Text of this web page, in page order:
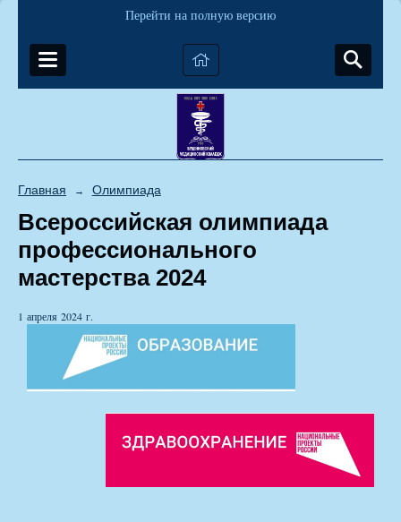
Перейти на полную версию
Главная → Олимпиада
Всероссийская олимпиада
профессионального
мастерства 2024
1 апреля 2024 г.